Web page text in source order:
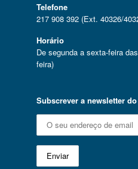
Telefone
217 908 392 (Ext. 40326/
Horário
De segunda a sexta-feira
feira)
Subscrever a newsletter